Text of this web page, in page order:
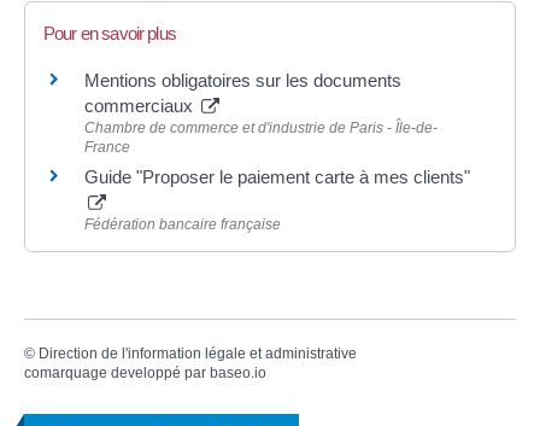
Pour en savoir plus
Mentions obligatoires sur les documents
commerciaux
Chambre de commerce et d'industrie de Paris - Île-de-
France
Guide "Proposer le paiement carte à mes clients"
Fédération bancaire française
© Direction de l'information légale et administrative
comarquage developpé par baseo.io